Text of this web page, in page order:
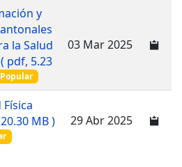
y
la Salud
( pdf, 5.23
Popular
03 Mar 2025
MB ) 29 Abr 2025